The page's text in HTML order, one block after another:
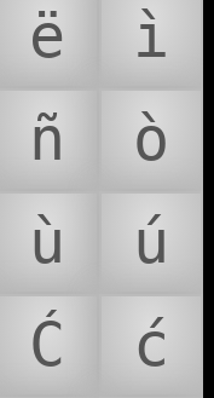
ë
ì
ñ
ò
ù
ú
Ć ć